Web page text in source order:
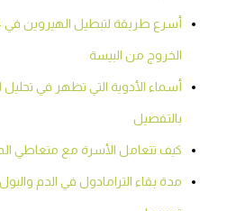
الخروج من البيسة
أسماء الأدوية التي تظهر في
بالتفصيل
كيف تتعامل الأسرة مع متعاطي
مدة بقاء الترامادول في الدم